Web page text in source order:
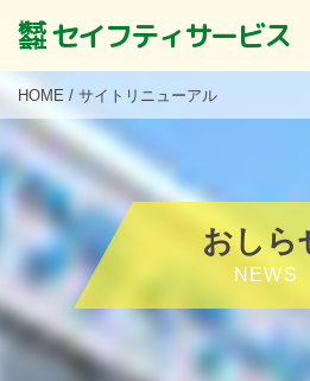
㍿ セイフティサービス
HOME / サイトリニューアル
おしら
NEWS